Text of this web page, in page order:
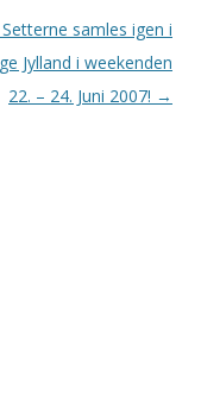
samles igen i
Jylland i weekenden
22. – 24. Juni 2007! →